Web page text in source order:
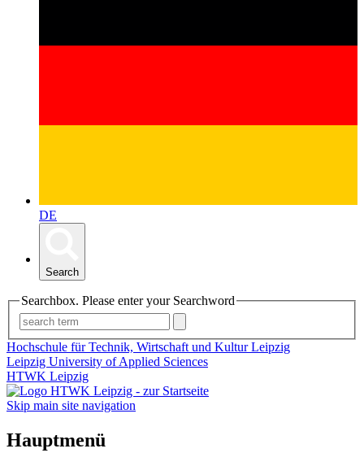
DE
Search
Searchbox. Please enter your Searchword
Hochschule für Technik, Wirtschaft und Kultur Leipzig
Leipzig University of Applied Sciences
HTWK Leipzig
Skip main site navigation
Hauptmenü